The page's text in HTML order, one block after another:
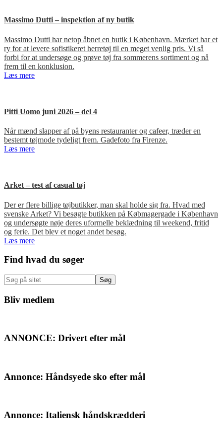
Massimo Dutti – inspektion af ny butik
Massimo Dutti har netop åbnet en butik i København. Mærket har et
ry for at levere sofistikeret herretøj til en meget venlig pris. Vi så
forbi for at undersøge og prøve tøj fra sommerens sortiment og nå
frem til en konklusion.
Læs mere
Pitti Uomo juni 2026 – del 4
Når mænd slapper af på byens restauranter og cafeer, træder en
bestemt tøjmode tydeligt frem. Gadefoto fra Firenze.
Læs mere
Arket – test af casual tøj
Der er flere billige tøjbutikker, man skal holde sig fra. Hvad med
svenske Arket? Vi besøgte butikken på Købmagergade i København
og undersøgte nøje deres uformelle beklædning til weekend, fritid
og ferie. Det blev et noget andet besøg.
Læs mere
Primær
Sidebar
Find hvad du søger
Søg
på
sitet
Bliv medlem
ANNONCE: Drivert efter mål
Annonce: Håndsyede sko efter mål
Annonce: Italiensk håndskrædderi